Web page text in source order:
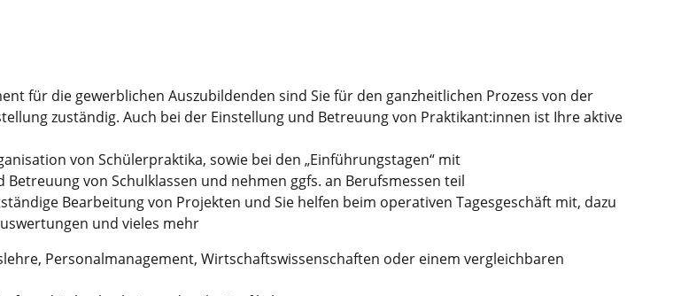
für die gewerblichen Auszubildenden sind Sie für den ganzheitlichen Prozess von der
zuständig. Auch bei der Einstellung und Betreuung von Praktikant:innen ist Ihre aktive
von Schülerpraktika, sowie bei den „Einführungstagen“ mit
von Schulklassen und nehmen ggfs. an Berufsmessen teil
Bearbeitung von Projekten und Sie helfen beim operativen Tagesgeschäft mit, dazu
und vieles mehr
Personalmanagement, Wirtschaftswissenschaften oder einem vergleichbaren